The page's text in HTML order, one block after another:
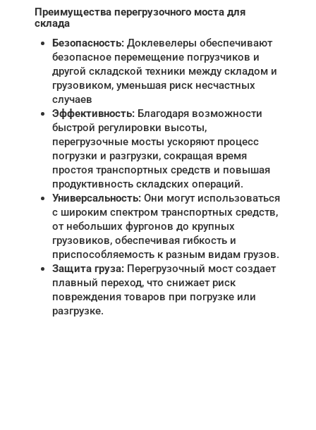
Преимущества перегрузочного моста для
склада
Безопасность: Доклевелеры обеспечивают
безопасное перемещение погрузчиков и
другой складской техники между складом и
грузовиком, уменьшая риск несчастных
случаев
Эффективность: Благодаря возможности
быстрой регулировки высоты,
перегрузочные мосты ускоряют процесс
погрузки и разгрузки, сокращая время
простоя транспортных средств и повышая
продуктивность складских операций.
Универсальность: Они могут использоваться
с широким спектром транспортных средств,
от небольших фургонов до крупных
грузовиков, обеспечивая гибкость и
приспособляемость к разным видам грузов.
Защита груза: Перегрузочный мост создает
плавный переход, что снижает риск
повреждения товаров при погрузке или
разгрузке.